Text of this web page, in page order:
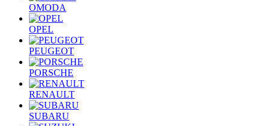
OMODA
OPEL
PEUGEOT
PORSCHE
RENAULT
SUBARU